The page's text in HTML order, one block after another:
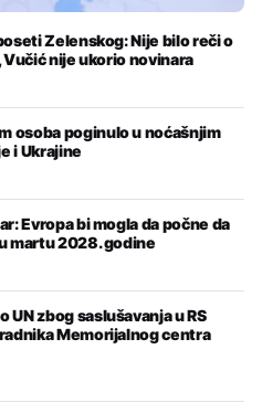
Zelenskog: Nije bilo reči o
nije ukorio novinara
osoba poginulo u noćašnjim
i Ukrajine
Evropa bi mogla da počne da
martu 2028. godine
UN zbog saslušavanja u RS
Memorijalnog centra